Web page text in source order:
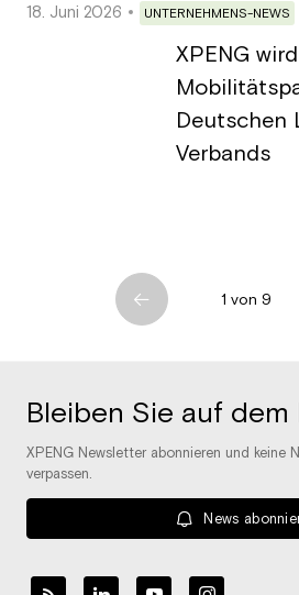
18. Juni 2026 UNTERNEHMENS-NEWS
XPENG wird
Deutschen
Verbands
1 von 9
Bleiben Sie auf dem
XPENG Newsletter abonnieren und keine
verpassen.
News